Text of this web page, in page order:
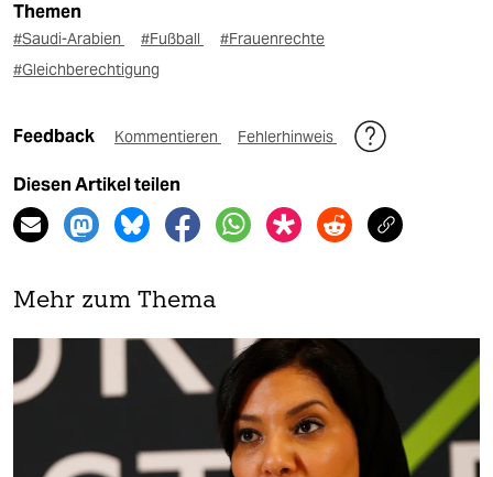
Themen
#Saudi-Arabien #Fußball
#Frauenrechte
#Gleichberechtigung
Feedback Kommentieren Fehlerhinweis
Diesen Artikel teilen
Mehr zum Thema